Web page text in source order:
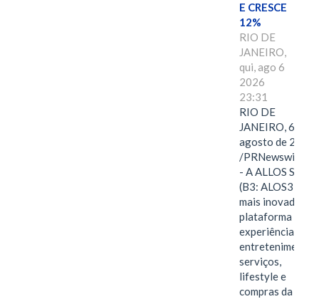
E CRESCE
12%
RIO DE
JANEIRO,
qui, ago 6
2026
23:31
RIO DE
JANEIRO, 6 de
agosto de 2026
/PRNewswire/ -
- A ALLOS S.A.
(B3: ALOS3), a
mais inovadora
plataforma de
experiências,
entretenimento,
serviços,
lifestyle e
compras da